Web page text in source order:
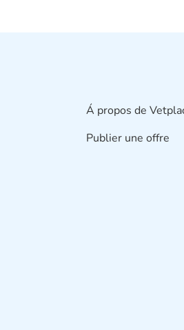
Á propos de
Publier une offre